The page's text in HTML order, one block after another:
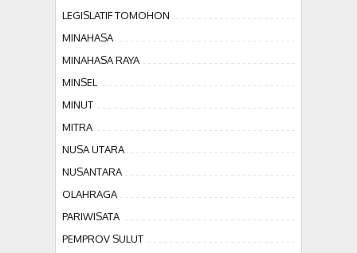
LEGISLATIF TOMOHON
MINAHASA
MINAHASA RAYA
MINSEL
MINUT
MITRA
NUSA UTARA
NUSANTARA
OLAHRAGA
PARIWISATA
PEMPROV SULUT